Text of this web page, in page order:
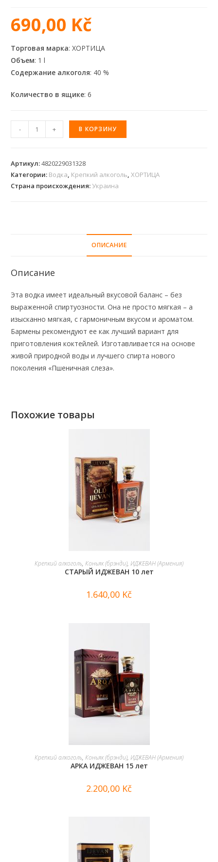
690,00 Kč
Торговая марка: ХОРТИЦА
Объем: 1 l
Содержание алкоголя: 40 %
Количество в ящике: 6
- + В КОРЗИНУ
Артикул:4820229031328
Категории: Водка, Крепкий алкоголь,ХОРТИЦА
Страна происхождения: Украина
ОПИСАНИЕ
Описание
Эта водка имеет идеальный вкусовой баланс – без
выраженной спиртуозности. Она не просто мягкая – а
изысканно мягкая, с гармоничным вкусом и ароматом.
Бармены рекомендуют ее как лучший вариант для
приготовления коктейлей. Изготавливается на основе
живой природной воды и лучшего спирта нового
поколения «Пшеничная слеза».
Похожие товары
В КОРЗИНУ
Крепкий алкоголь, Коньяк (брэнди), ИДЖЕВАН (Армения)
СТАРЫЙ ИДЖЕВАН 10 лет
1.640,00 Kč
В КОРЗИНУ
Крепкий алкоголь, Коньяк (брэнди), ИДЖЕВАН (Армения)
АРКА ИДЖЕВАН 15 лет
2.200,00 Kč